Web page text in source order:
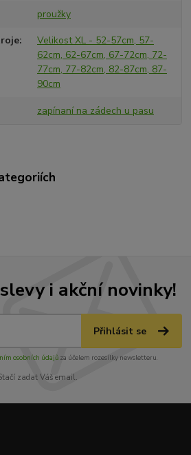
proužky
Velikost XL - 52-57cm, 57-
62cm, 62-67cm, 67-72cm, 72-
77cm, 77-82cm, 82-87cm, 87-
90cm
zapínaní na zádech u pasu
i akční novinky!
Přihlásit se
osobních údajůza účelem rozesílky newsletteru.
zadat Váš email.